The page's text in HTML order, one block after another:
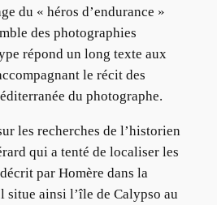
du « héros d’endurance »
des photographies
répond un long texte aux
le récit des
du photographe.
les recherches de l’historien
qui a tenté de localiser les
par Homère dans la
situe ainsi l’île de Calypso au